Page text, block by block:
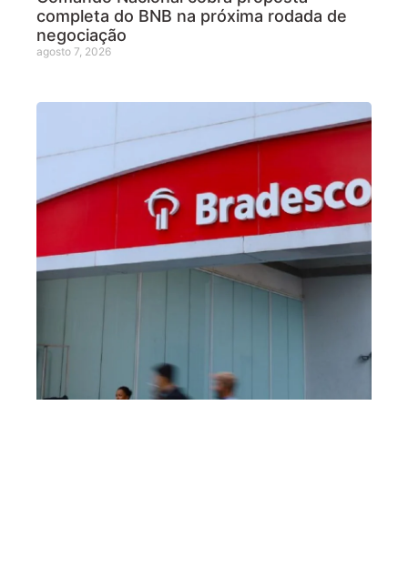
completa do BNB na próxima rodada de
negociação
agosto 7, 2026